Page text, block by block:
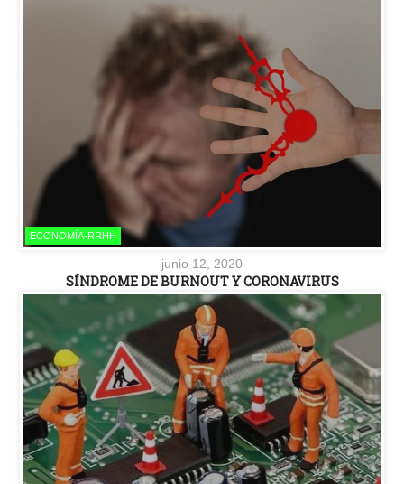
ECONOMÍA-RRHH
junio 12, 2020
SÍNDROME DE BURNOUT Y CORONAVIRUS